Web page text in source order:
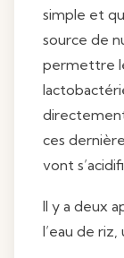
simple et
source de
permettre
ces
vont
Il y a deux
l’eau de